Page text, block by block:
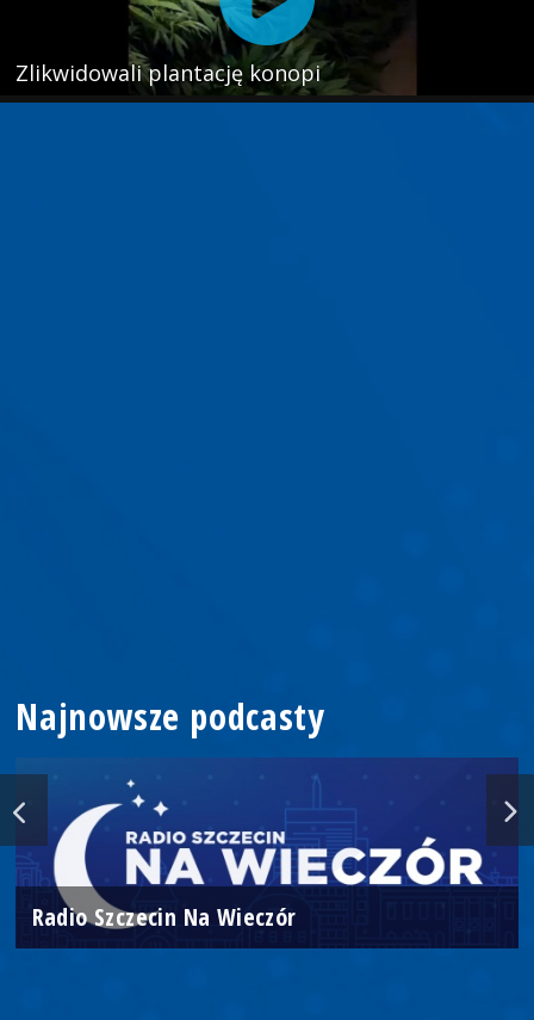
Zlikwidowali plantację konopi
Najnowsze podcasty
Radio Szczecin Na Wieczór